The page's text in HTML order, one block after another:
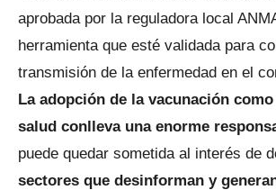
aprobada por la reguladora local
herramienta que esté validada para
transmisión de la enfermedad en el
La adopción de la vacunación
salud conlleva una enorme
puede quedar sometida al interés de
sectores que desinforman y